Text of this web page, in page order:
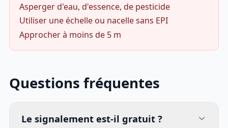
Asperger d'eau, d'essence, de pesticide
Utiliser une échelle ou nacelle sans EPI
Approcher à moins de 5 m
Questions fréquentes
Le signalement est-il gratuit ?